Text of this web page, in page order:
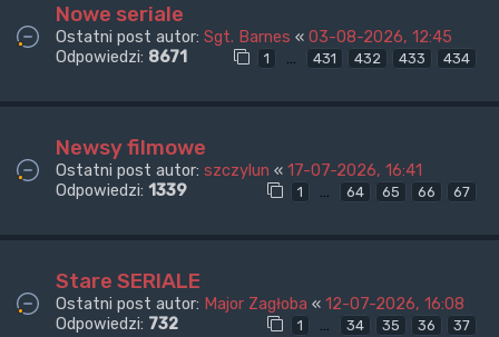
Nowe seriale
Ostatni post autor: Sgt. Barnes « 03-08-2026, 12:45
Odpowiedzi: 8671 1 … 431 432 433 434
Newsy filmowe
Ostatni post autor: szczylun « 17-07-2026, 16:41
Odpowiedzi: 1339 1 … 64 65 66 67
Stare SERIALE
Ostatni post autor: Major Zagłoba « 12-07-2026, 16:08
Odpowiedzi: 732 1 … 34 35 36 37